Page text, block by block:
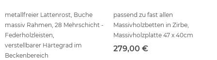
metallfreier Lattenrost, Buche
massiv Rahmen, 28 Mehrschicht -
Federholzleisten,
verstellbarer Härtegrad im
Beckenbereich
passend zu fast allen
Massivholzbetten in Zirbe,
Massivholzplatte 47 x 40cm
279,00 €